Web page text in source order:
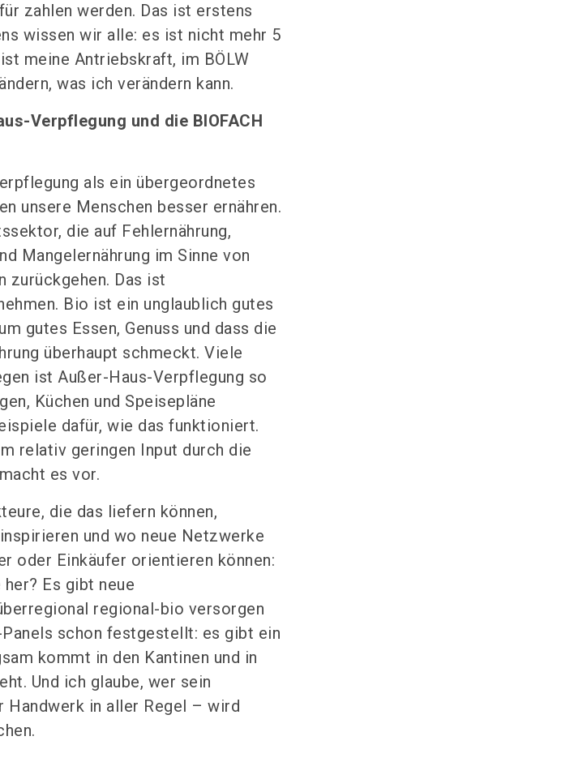
zahlen werden. Das ist erstens
wissen wir alle: es ist nicht mehr 5
meine Antriebskraft, im BÖLW
was ich verändern kann.
Verpflegung und die BIOFACH
als ein übergeordnetes
unsere Menschen besser ernähren.
die auf Fehlernährung,
Mangelernährung im Sinne von
Das ist
Bio ist ein unglaublich gutes
gutes Essen, Genuss und dass die
überhaupt schmeckt. Viele
ist Außer-Haus-Verpflegung so
Küchen und Speisepläne
dafür, wie das funktioniert.
relativ geringen Input durch die
es vor.
die das liefern können,
und wo neue Netzwerke
oder Einkäufer orientieren können:
Es gibt neue
regional-bio versorgen
schon festgestellt: es gibt ein
kommt in den Kantinen und in
Und ich glaube, wer sein
Handwerk in aller Regel – wird